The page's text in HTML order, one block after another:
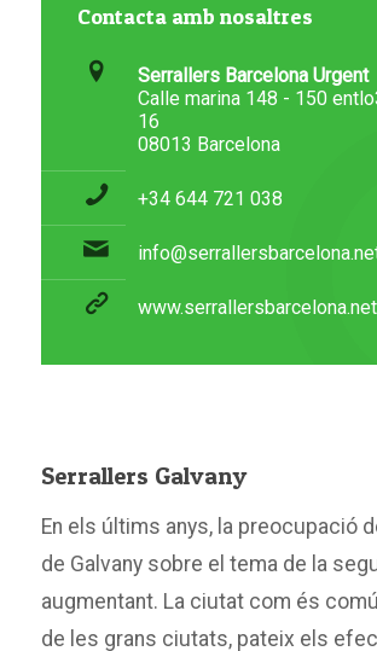
Contacta amb nosaltres
Serrallers Barcelona Urgent
Calle marina 148 - 150
16
08013 Barcelona
+34 644 721 038
www.serrallersbarcelona.net
Serrallers Galvany
En els últims anys, la preocupació
de Galvany sobre el tema de la
augmentant. La ciutat com és
de les grans ciutats, pateix els